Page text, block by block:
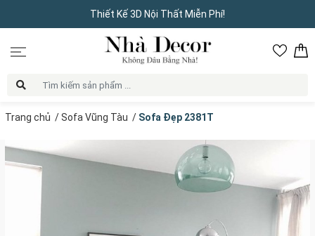
Thiết Kế 3D Nội Thất Miễn Phí!
Trang chủ /Sofa Vũng Tàu / Sofa Đẹp 2381T